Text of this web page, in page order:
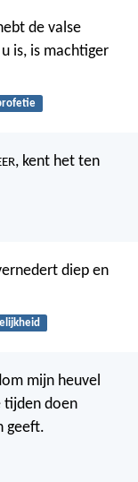
de valse
is, is machtiger
, kent het ten
diep en
mijn heuvel
tijden doen
geeft.